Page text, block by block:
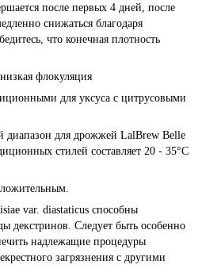
после первых 4 дней, после
снижаться благодаря
что конечная плотность
флокуляция
для уксуса с цитрусовыми
диапазон для дрожжей LalBrew Belle
стилей составляет 20 - 35°C
var. diastaticus способны
декстринов. Следует быть особенно
надлежащие процедуры
загрязнения с другими